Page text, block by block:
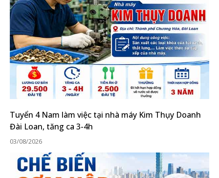
Tuyển 4 Nam làm việc tại nhà máy Kim Thụy Doanh
Đài Loan, tăng ca 3-4h
03/08/2026